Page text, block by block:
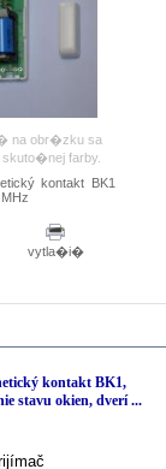
na obr�zku sa
farby.
kontakt BK1
vytla�i�
kontakt BK1,
stavu okien, dverí ...